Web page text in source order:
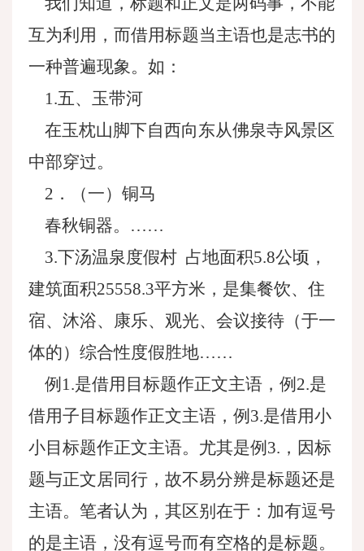
互为利用，而借用标题当主语也是志书的
一种普遍现象。如：
1.五、玉带河
在玉枕山脚下自西向东从佛泉寺风景区
中部穿过。
2．（一）铜马
春秋铜器。……
3.下汤温泉度假村 占地面积5.8公顷，
建筑面积25558.3平方米，是集餐饮、住
宿、沐浴、康乐、观光、会议接待（于一
体的）综合性度假胜地……
例1.是借用目标题作正文主语，例2.是
借用子目标题作正文主语，例3.是借用小
小目标题作正文主语。尤其是例3.，因标
题与正文居同行，故不易分辨是标题还是
主语。笔者认为，其区别在于：加有逗号
的是主语，没有逗号而有空格的是标题。